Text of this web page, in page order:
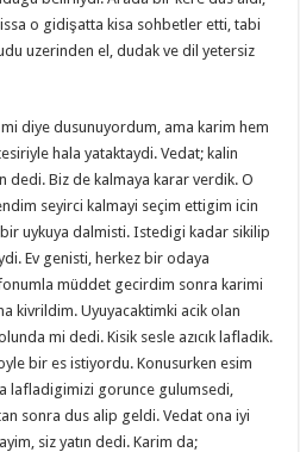
o gidişatta kisa sohbetler etti, tabi
uzerinden el, dudak ve dil yetersiz
diye dusunuyordum, ama karim hem
hala yataktaydi. Vedat; kalin
dedi. Biz de kalmaya karar verdik. O
seyirci kalmayi seçim ettigim icin
uykuya dalmisti. Istedigi kadar sikilip
Ev genisti, herkez bir odaya
müddet gecirdim sonra karimi
kivrildim. Uyuyacaktimki acik olan
mi dedi. Kisik sesle azıcık lafladik.
bir es istiyordu. Konusurken esim
lafladigimizi gorunce gulumsedi,
sonra dus alip geldi. Vedat ona iyi
siz yatın dedi. Karim da;